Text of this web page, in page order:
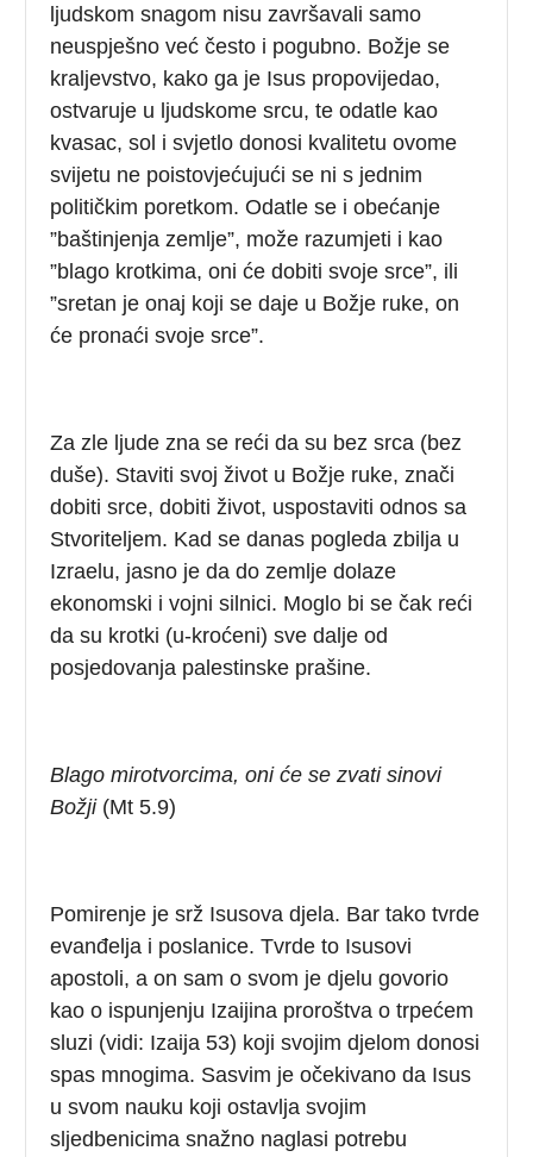
ljudskom snagom nisu završavali samo
neuspješno već često i pogubno. Božje se
kraljevstvo, kako ga je Isus propovijedao,
ostvaruje u ljudskome srcu, te odatle kao
kvasac, sol i svjetlo donosi kvalitetu ovome
svijetu ne poistovjećujući se ni s jednim
političkim poretkom. Odatle se i obećanje
”baštinjenja zemlje”, može razumjeti i kao
”blago krotkima, oni će dobiti svoje srce”, ili
”sretan je onaj koji se daje u Božje ruke, on
će pronaći svoje srce”.
Za zle ljude zna se reći da su bez srca (bez
duše). Staviti svoj život u Božje ruke, znači
dobiti srce, dobiti život, uspostaviti odnos sa
Stvoriteljem. Kad se danas pogleda zbilja u
Izraelu, jasno je da do zemlje dolaze
ekonomski i vojni silnici. Moglo bi se čak reći
da su krotki (u-kroćeni) sve dalje od
posjedovanja palestinske prašine.
Blago mirotvorcima, oni će se zvati sinovi
Božji (Mt 5.9)
Pomirenje je srž Isusova djela. Bar tako tvrde
evanđelja i poslanice. Tvrde to Isusovi
apostoli, a on sam o svom je djelu govorio
kao o ispunjenju Izaijina proroštva o trpećem
sluzi (vidi: Izaija 53) koji svojim djelom donosi
spas mnogima. Sasvim je očekivano da Isus
u svom nauku koji ostavlja svojim
sljedbenicima snažno naglasi potrebu